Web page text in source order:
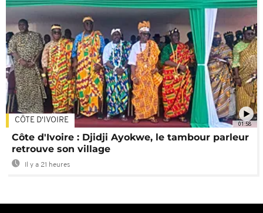
01:58
CÔTE D'IVOIRE
Côte d'Ivoire : Djidji Ayokwe, le tambour parleur
retrouve son village
Il y a 21 heures